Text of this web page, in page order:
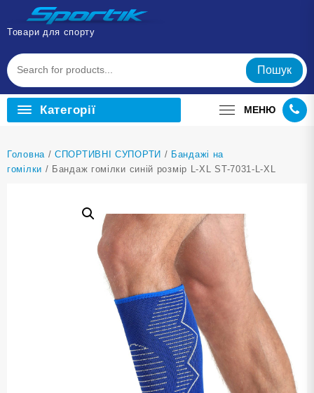
Перейти
вмісту
Товари для спорту
Пошук
Категорії МЕНЮ
Головна /СПОРТИВНІ СУПОРТИ / Бандажі на
гомілки / Бандаж гомілки синій розмір L-XL ST-7031-L-XL